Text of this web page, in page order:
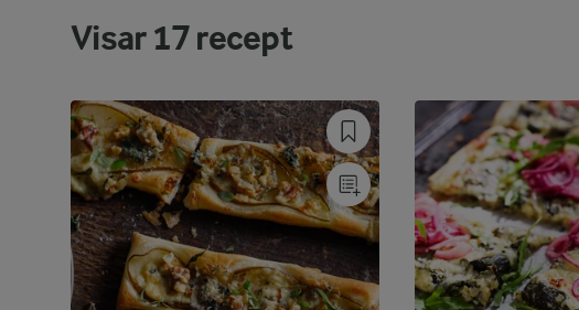
Visar17recept